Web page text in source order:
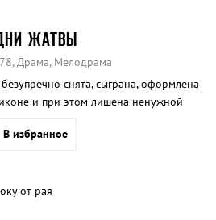
ЖАТВЫ
Драма, Мелодрама
снята, сыграна, оформлена
и при этом лишена ненужной
В избранное